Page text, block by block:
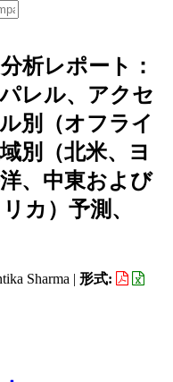
析レポート：
レル、アクセ
別（オフライ
別（北米、ヨ
、中東および
カ）予測、
Sharma | 形式: